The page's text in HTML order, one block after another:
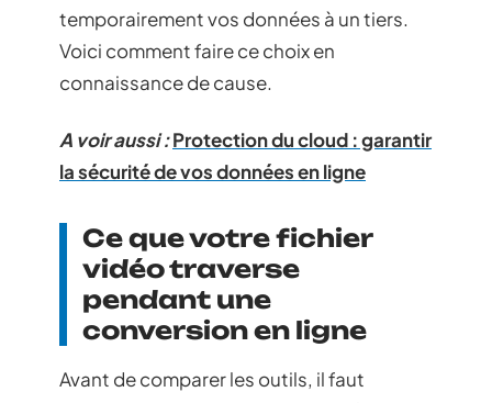
temporairement vos données à un tiers.
Voici comment faire ce choix en
connaissance de cause.
A voir aussi :Protection du cloud : garantir
la sécurité de vos données en ligne
Ce que votre fichier
vidéo traverse
pendant une
conversion en ligne
Avant de comparer les outils, il faut